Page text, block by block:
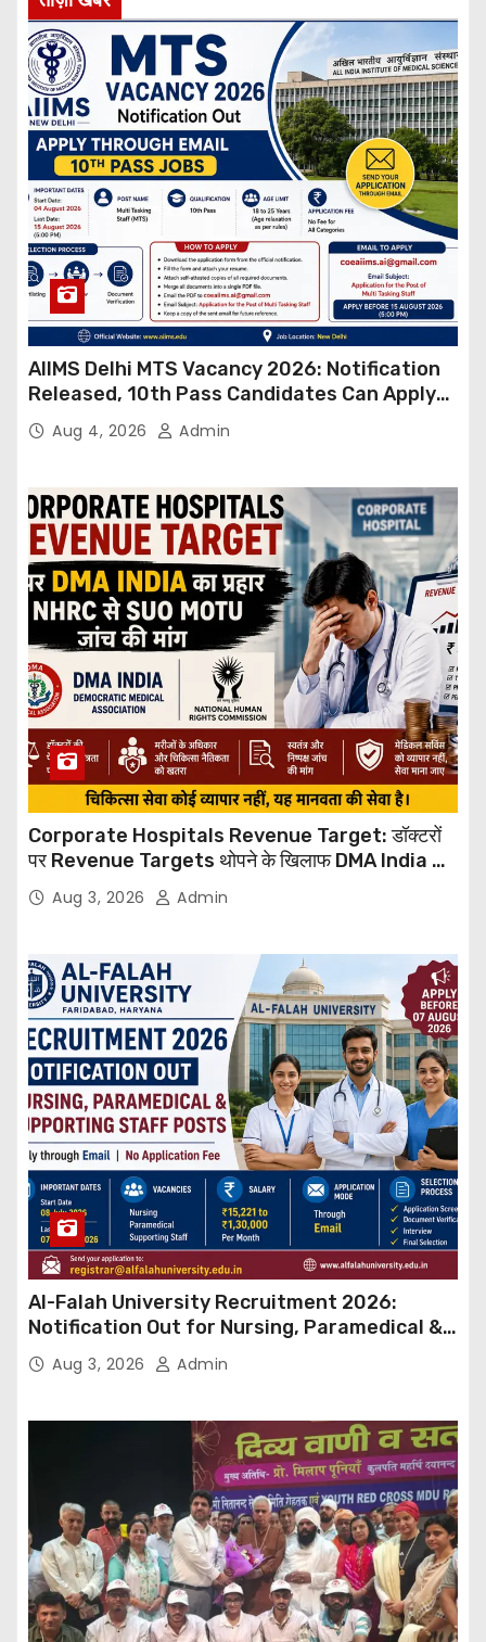
AIIMS Delhi MTS Vacancy 2026: Notification
Released, 10th Pass Candidates Can Apply
Through Email
Aug 4, 2026 Admin
Corporate Hospitals Revenue Target: डॉक्टरों
पर Revenue Targets थोपने के खिलाफ DMA India का
बड़ा कदम, NHRC से Suo Motu जांच की मांग
Aug 3, 2026 Admin
Al-Falah University Recruitment 2026:
Notification Out for Nursing, Paramedical &
Supporting Staff Posts, Apply Through Email
Aug 3, 2026 Admin